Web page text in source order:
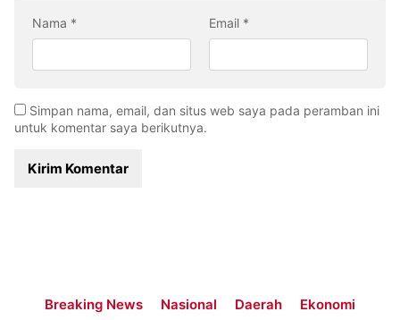
Nama * Email *
Simpan nama, email, dan situs web saya pada peramban ini
untuk komentar saya berikutnya.
Breaking News Nasional Daerah
Ekonomi